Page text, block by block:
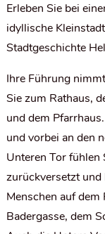
Erleben Sie bei
idyllische
Stadtgeschichte
Ihre Führung
Sie zum Rathaus,
und dem
und vorbei an den
Unteren Tor fühlen
zurückversetzt und
Menschen auf
Badergasse, dem